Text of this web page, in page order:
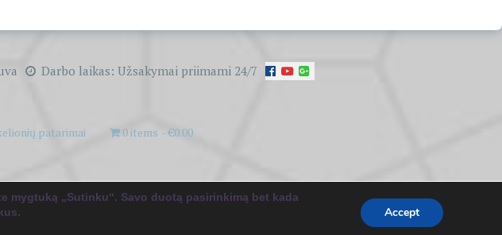
Darbo laikas: Užsakymai priimami 24/7
patarimai 0 items €0.00
& Albumas:The WP Theme, autorius: ceewp.com.
mygtuką „Sutinku“. Savo duotą pasirinkimą bet kada
Accept